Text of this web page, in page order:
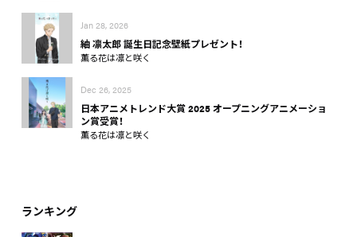
Jan 28, 2026
紬 凛太郎 誕生日記念壁紙プレゼント！
薫る花は凛と咲く
Dec 26, 2025
日本アニメトレンド大賞 2025 オープニングアニメーショ
ン賞受賞！
薫る花は凛と咲く
ランキング